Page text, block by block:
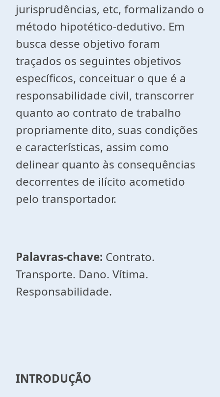
jurisprudências, etc, formalizando o
método hipotético-dedutivo. Em
busca desse objetivo foram
traçados os seguintes objetivos
específicos, conceituar o que é a
responsabilidade civil, transcorrer
quanto ao contrato de trabalho
propriamente dito, suas condições
e características, assim como
delinear quanto às consequências
decorrentes de ilícito acometido
pelo transportador.
Palavras-chave: Contrato.
Transporte. Dano. Vítima.
Responsabilidade.
INTRODUÇÃO